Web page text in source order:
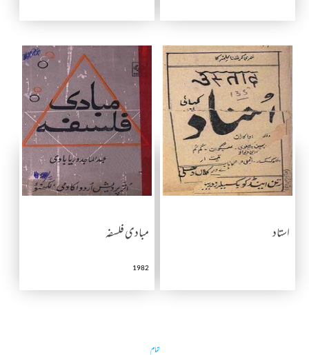
استاد مبادی فلسفہ
1982
تمام